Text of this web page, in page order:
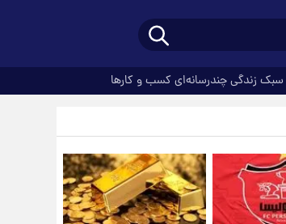
سبک زندگیچندرسانه‌ای کسب و کارها